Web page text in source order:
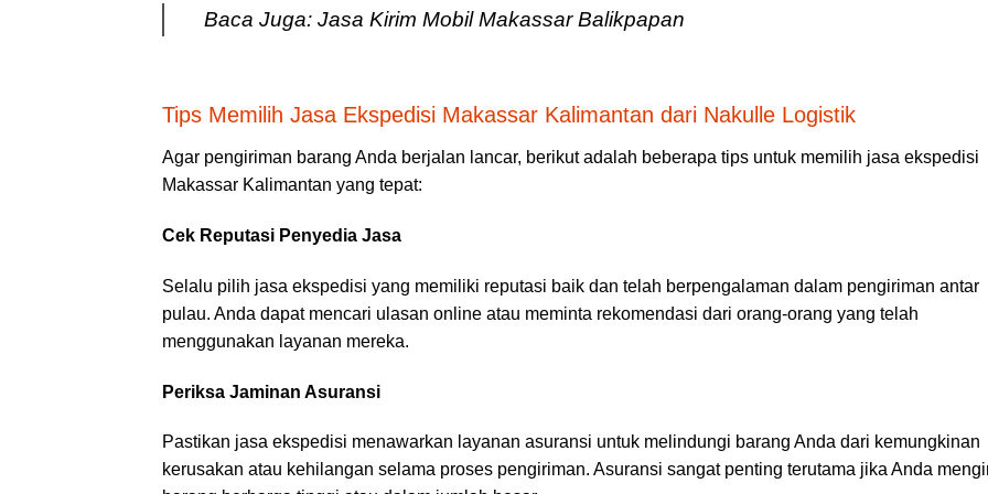
Baca Juga: Jasa Kirim Mobil Makassar Balikpapan
Tips Memilih Jasa Ekspedisi Makassar Kalimantan dari Nakulle Logistik
Agar pengiriman barang Anda berjalan lancar, berikut adalah beberapa tips untuk memilih jasa ekspedisi
Makassar Kalimantan yang tepat:
Cek Reputasi Penyedia Jasa
Selalu pilih jasa ekspedisi yang memiliki reputasi baik dan telah berpengalaman dalam pengiriman antar
pulau. Anda dapat mencari ulasan online atau meminta rekomendasi dari orang-orang yang telah
menggunakan layanan mereka.
Periksa Jaminan Asuransi
Pastikan jasa ekspedisi menawarkan layanan asuransi untuk melindungi barang Anda dari kemungkinan
kerusakan atau kehilangan selama proses pengiriman. Asuransi sangat penting terutama jika Anda